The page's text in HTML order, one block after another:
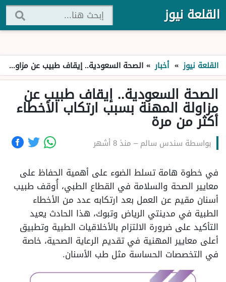
القلعة نيوز
القلعة نيوز » أخبار » الصحة السعودية.. إيقاف طبيب عن مزاولة المهنة بسبب ارتكاب الأخطاء أكثر من مرة
الصحة السعودية.. إيقاف طبيب عن
مزاولة المهنة بسبب ارتكاب الأخطاء
أكثر من مرة
بواسطة سندس سالم– منذ 8 أشهر
في خطوة هامة تسلط الضوء على أهمية الحفاظ على
معايير الصحة والسلامة في القطاع الطبي، أُوقف طبيب
أسنان مقيم عن العمل بعد ارتكابه عدد من الأخطاء
الطبية في مدينتي الرياض وتبوك، هذا الحادث يعيد
التأكيد على ضرورة الالتزام بالأخلاقيات الطبية وتطبيق
أعلى معايير المهنية في تقديم الرعاية الصحية، خاصة
في التخصصات الحساسة مثل طب الأسنان.